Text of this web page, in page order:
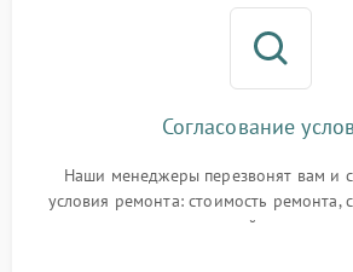
Согласование
Наши менеджеры перезвонят вам и
условия ремонта: стоимость ремонта,
гарантийные условия